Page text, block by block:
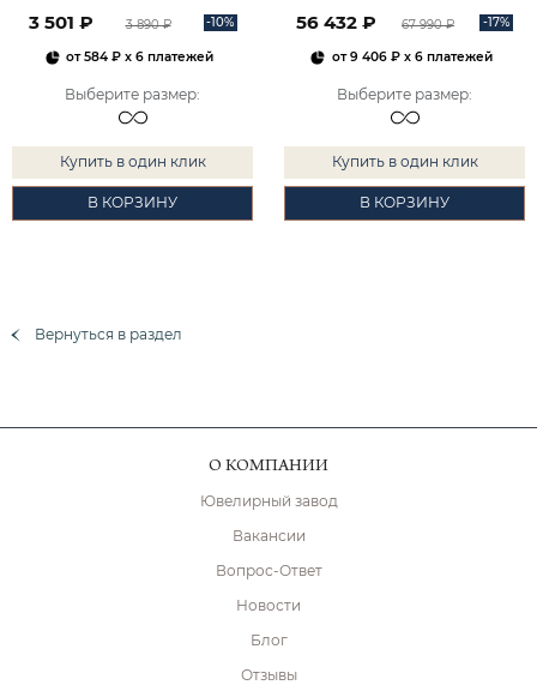
3 501 ₽ 3 890 ₽ -10%
от584 ₽ x 6 платежей
Выберите размер:
Купить в один клик
В КОРЗИНУ
56 432 ₽ 67 990 ₽ -17%
от9 406 ₽x 6 платежей
Выберите размер:
Купить в один клик
В КОРЗИНУ
Вернуться в раздел
О КОМПАНИИ
Ювелирный завод
Вакансии
Вопрос-Ответ
Новости
Блог
Отзывы